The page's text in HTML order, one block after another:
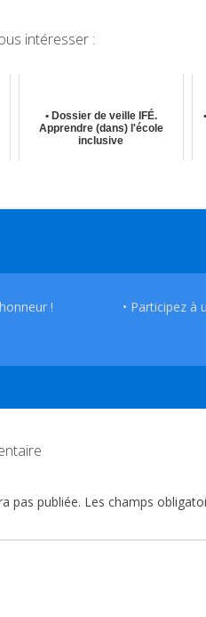
intéresser :
• Dossier de veille IFÉ.
Apprendre (dans) l'école
inclusive
!
• Participez à
pas publiée. Les champs